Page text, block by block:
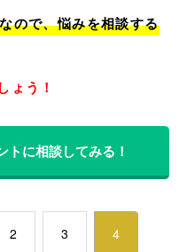
ので、悩みを相談する
ょう！
に相談してみる！
2 3 4